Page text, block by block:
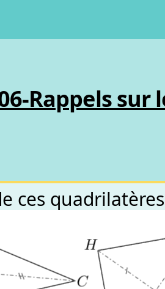
Rappels sur
ces